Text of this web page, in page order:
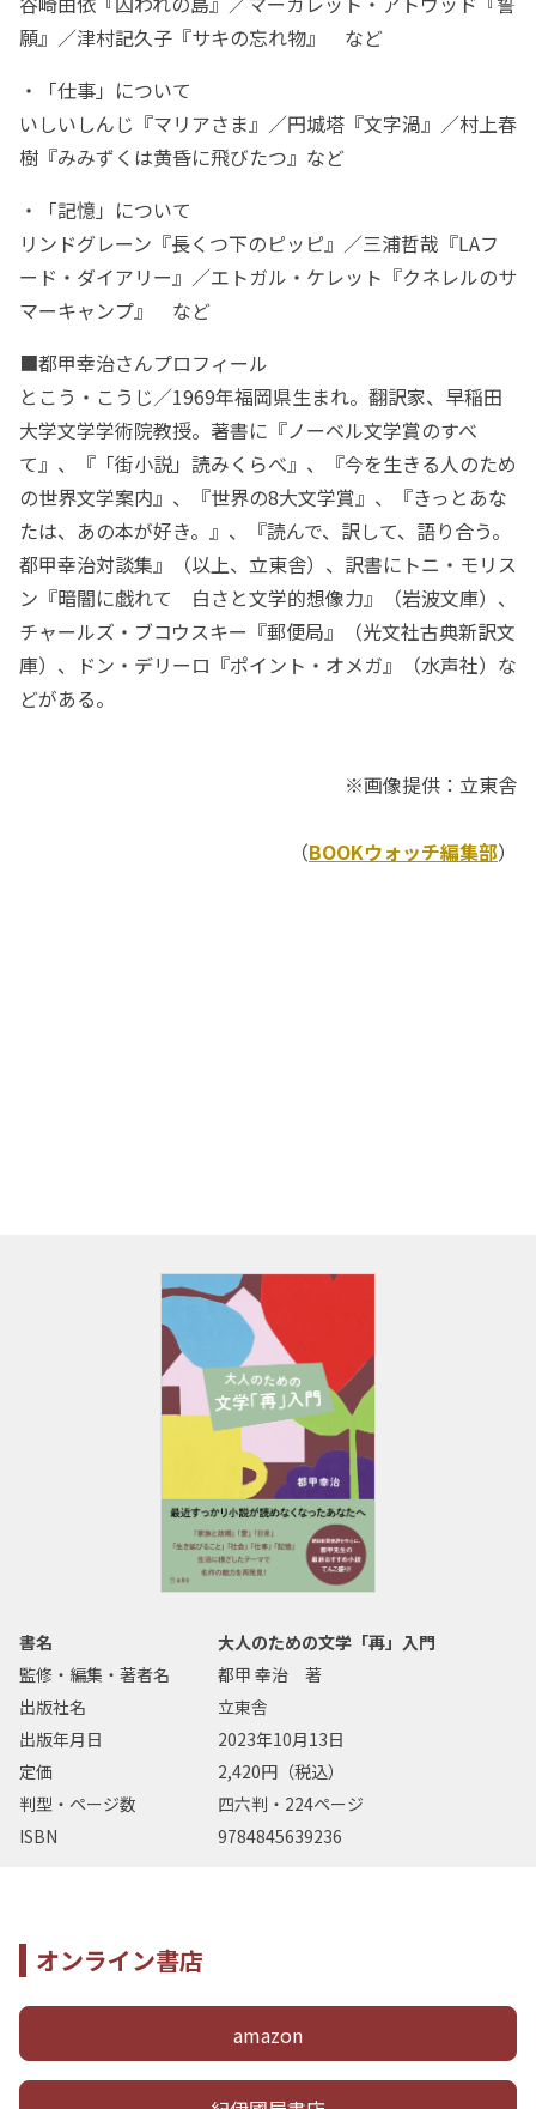
願』／津村記久子『サキの忘れ物』 など
・「仕事」について
いしいしんじ『マリアさま』／円城塔『文字渦』／村上春
樹『みみずくは黄昏に飛びたつ』など
・「記憶」について
リンドグレーン『長くつ下のピッピ』／三浦哲哉『LAフ
ード・ダイアリー』／エトガル・ケレット『クネレルのサ
マーキャンプ』 など
■都甲幸治さんプロフィール
とこう・こうじ／1969年福岡県生まれ。翻訳家、早稲田
大学文学学術院教授。著書に『ノーベル文学賞のすべ
て』、『「街小説」読みくらべ』、『今を生きる人のため
の世界文学案内』、『世界の8大文学賞』、『きっとあな
たは、あの本が好き。』、『読んで、訳して、語り合う。
都甲幸治対談集』（以上、立東舎）、訳書にトニ・モリス
ン『暗闇に戯れて 白さと文学的想像力』（岩波文庫）、
チャールズ・ブコウスキー『郵便局』（光文社古典新訳文
庫）、ドン・デリーロ『ポイント・オメガ』（水声社）な
どがある。
※画像提供：立東舎
（BOOKウォッチ編集部）
書名
大人のための文学「再」入門
監修・編集・著者名
都甲 幸治 著
出版社名
立東舎
出版年月日
2023年10月13日
定価
2,420円（税込）
判型・ページ数
四六判・224ページ
ISBN
9784845639236
オンライン書店
amazon